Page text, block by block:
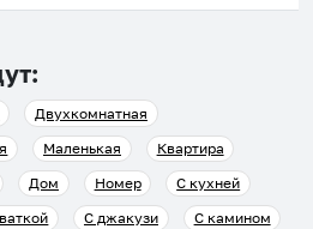
Двухкомнатная
Маленькая
Квартира
Дом Номер
С кухней
С джакузи
С камином